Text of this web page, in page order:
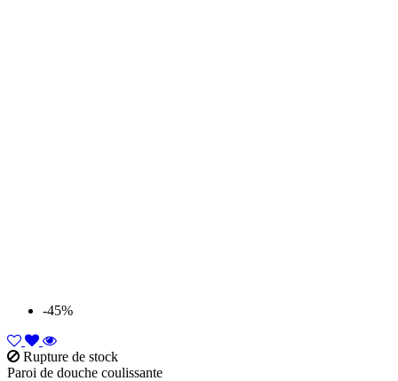
-45%
Rupture de stock
Paroi de douche coulissante